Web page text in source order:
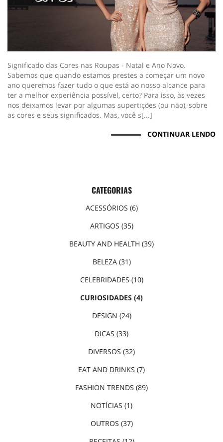
Significado das Cores nas Roupas - Natal e Ano Novo.
Sabemos que quando estamos prestes a começar um novo
ano queremos fazer tudo o que está ao nosso alcance para
ter a melhor experiência possível, certo? Para isso, às vezes
nos deixamos levar por algumas supertições (ou não), sobre
as cores e seus significados. Mas, você s[...]
CONTINUAR LENDO
CATEGORIAS
ACESSÓRIOS (6)
ARTIGOS (35)
BEAUTY AND HEALTH (39)
BELEZA (31)
CELEBRIDADES (10)
CURIOSIDADES (4)
DESIGN (24)
DICAS (33)
DIVERSOS (32)
EAT AND DRINKS (7)
FASHION TRENDS (89)
NOTÍCIAS (1)
OUTROS (37)